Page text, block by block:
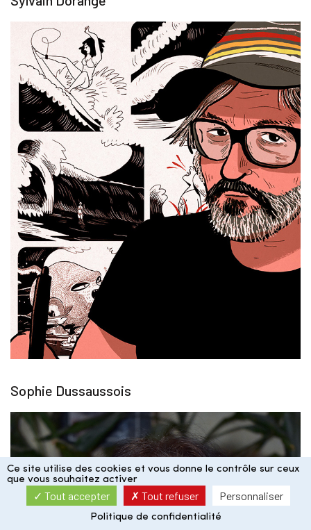
Sophie Dussaussois
Ce site utilise des cookies et vous donne le contrôle sur ceux
que vous souhaitez activer
Tout accepter Tout refuser Personnaliser
Politique de confidentialité